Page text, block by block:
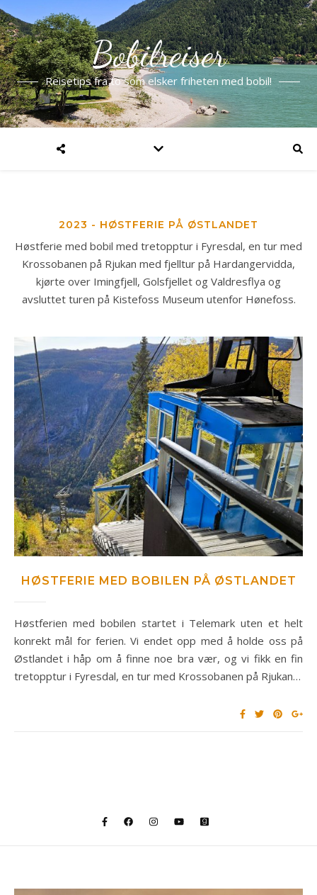
Bobilreiser
Reisetips fra to som elsker friheten med bobil!
2023 - HØSTFERIE PÅ ØSTLANDET
Høstferie med bobil med tretopptur i Fyresdal, en tur med
Krossobanen på Rjukan med fjelltur på Hardangervidda,
kjørte over Imingfjell, Golsfjellet og Valdresflya og
avsluttet turen på Kistefoss Museum utenfor Hønefoss.
HØSTFERIE MED BOBILEN PÅ ØSTLANDET
Høstferien med bobilen startet i Telemark uten et helt
konrekt mål for ferien. Vi endet opp med å holde oss på
Østlandet i håp om å finne noe bra vær, og vi fikk en fin
tretopptur i Fyresdal, en tur med Krossobanen på Rjukan…